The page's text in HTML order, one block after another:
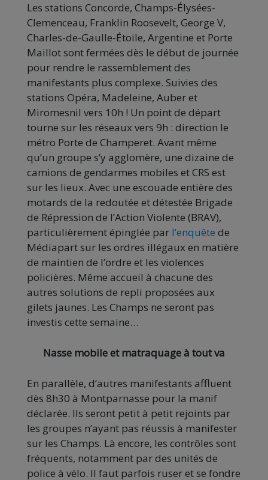
Les stations Concorde, Champs-Élysées-
Clemenceau, Franklin Roosevelt, George V,
Charles-de-Gaulle-Étoile, Argentine et Porte
Maillot sont fermées dès le début de journée
pour rendre le rassemblement des
manifestants plus complexe. Suivies des
stations Opéra, Madeleine, Auber et
Miromesnil vers 10h ! Un point de départ
tourne sur les réseaux vers 9h : direction le
métro Porte de Champeret. Avant même
qu’un groupe s’y agglomère, une dizaine de
camions de gendarmes mobiles et CRS est
sur les lieux. Avec une escouade entière des
motards de la redoutée et détestée Brigade
de Répression de l’Action Violente (BRAV),
particulièrement épinglée par l’enquête de
Médiapart sur les ordres illégaux en matière
de maintien de l’ordre et les violences
policières. Même accueil à chacune des
autres solutions de repli proposées aux
gilets jaunes. Les Champs ne seront pas
investis cette semaine…
Nasse mobile et matraquage à tout va
En parallèle, d’autres manifestants affluent
dès 8h30 à Montparnasse pour la manif
déclarée. Ils seront petit à petit rejoints par
les groupes n’ayant pas réussis à manifester
sur les Champs. Là encore, les contrôles sont
fréquents, notamment par des unités de
police à vélo. Il faut parfois ruser et se fondre